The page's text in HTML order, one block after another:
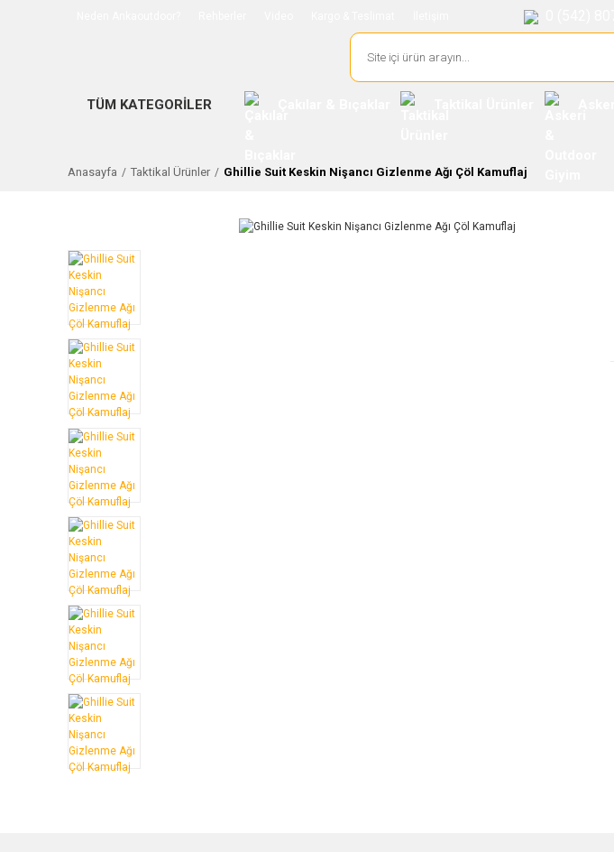
TÜM KATEGORİLER
Anasayfa Taktikal Ürünler Ghillie Suit Keskin Nişancı Gizlenme Ağı Çöl Kamuflaj